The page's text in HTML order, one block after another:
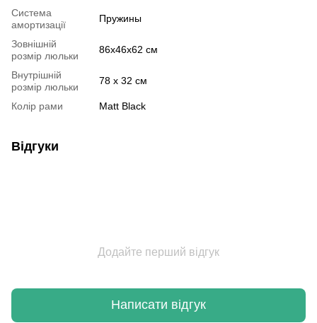
Система
амортизації
Пружины
Зовнішній
розмір люльки
86х46х62 см
Внутрішній
розмір люльки
78 х 32 см
Колір рами Matt Black
Відгуки
Додайте перший відгук
Написати відгук